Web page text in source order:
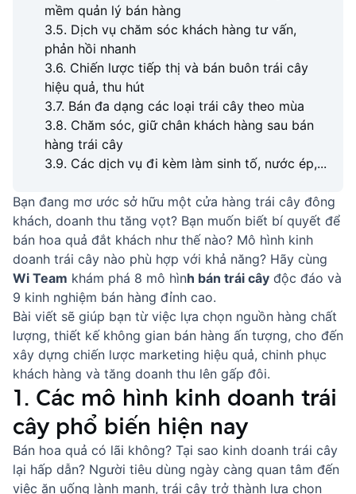
mềm quản lý bán hàng
3.5. Dịch vụ chăm sóc khách hàng tư vấn,
phản hồi nhanh
3.6. Chiến lược tiếp thị và bán buôn trái cây
hiệu quả, thu hút
3.7. Bán đa dạng các loại trái cây theo mùa
3.8. Chăm sóc, giữ chân khách hàng sau bán
hàng trái cây
3.9. Các dịch vụ đi kèm làm sinh tố, nước ép,...
Bạn đang mơ ước sở hữu một cửa hàng trái cây đông
khách, doanh thu tăng vọt? Bạn muốn biết bí quyết để
bán hoa quả đắt khách như thế nào? Mô hình kinh
doanh trái cây nào phù hợp với khả năng? Hãy cùng
Wi Team khám phá 8 mô hình bán trái cây độc đáo và
9 kinh nghiệm bán hàng đỉnh cao.
Bài viết sẽ giúp bạn từ việc lựa chọn nguồn hàng chất
lượng, thiết kế không gian bán hàng ấn tượng, cho đến
xây dựng chiến lược marketing hiệu quả, chinh phục
khách hàng và tăng doanh thu lên gấp đôi.
1. Các mô hình kinh doanh trái
cây phổ biến hiện nay
Bán hoa quả có lãi không? Tại sao kinh doanh trái cây
lại hấp dẫn? Người tiêu dùng ngày càng quan tâm đến
việc ăn uống lành mạnh, trái cây trở thành lựa chọn